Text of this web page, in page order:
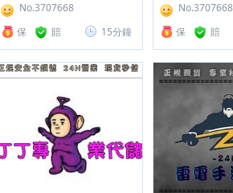
No.3707668
保
賠 15分鐘
No.3707668
保
賠